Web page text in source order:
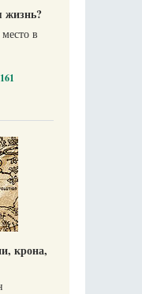
жизнь?
в
161
крона,